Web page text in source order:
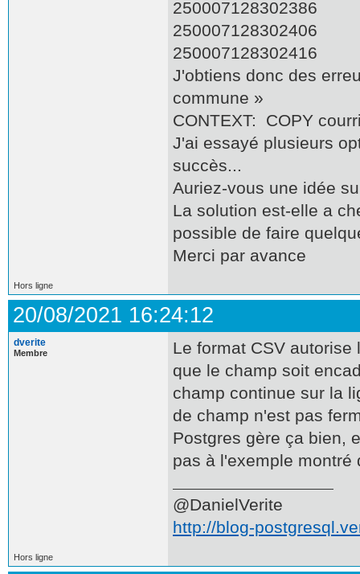
250007128302386
250007128302406
250007128302416
J'obtiens donc des
commune »
CONTEXT: COPY
J'ai essayé plusieurs
succès...
Auriez-vous une idée
La solution est-elle a
possible de faire
Merci par avance
Hors ligne
20/08/2021 16:24:12
dverite
Membre
Le format CSV
que le champ soit
champ continue sur la
de champ n'est pas
Postgres gère ça bien,
pas à l'exemple
@DanielVerite
http://blog-
Hors ligne